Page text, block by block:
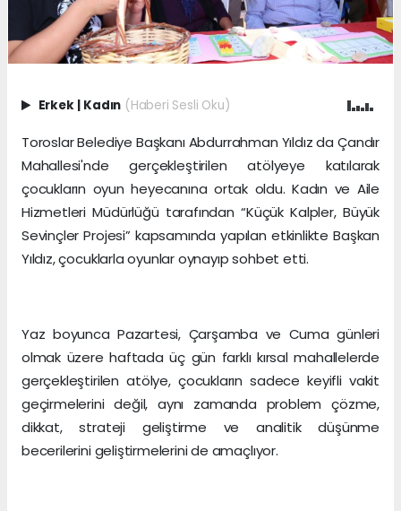
Erkek | Kadın (Haberi Sesli Oku)
Toroslar Belediye Başkanı Abdurrahman Yıldız da Çandır
Mahallesi'nde gerçekleştirilen atölyeye katılarak
çocukların oyun heyecanına ortak oldu. Kadın ve Aile
Hizmetleri Müdürlüğü tarafından “Küçük Kalpler, Büyük
Sevinçler Projesi” kapsamında yapılan etkinlikte Başkan
Yıldız, çocuklarla oyunlar oynayıp sohbet etti.
Yaz boyunca Pazartesi, Çarşamba ve Cuma günleri
olmak üzere haftada üç gün farklı kırsal mahallelerde
gerçekleştirilen atölye, çocukların sadece keyifli vakit
geçirmelerini değil, aynı zamanda problem çözme,
dikkat, strateji geliştirme ve analitik düşünme
becerilerini geliştirmelerini de amaçlıyor.